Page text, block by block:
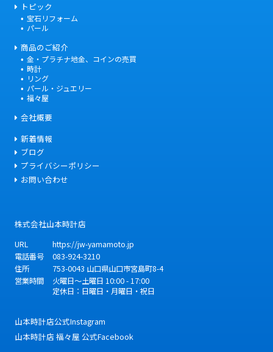
トピック
宝石リフォーム
パール
商品のご紹介
金・プラチナ地金、コインの売買
時計
リング
パール・ジュエリー
福々屋
会社概要
新着情報
ブログ
プライバシーポリシー
お問い合わせ
株式会社山本時計店
URL
https://jw-yamamoto.jp
電話番号
083-924-3210
住所
753-0043 山口県山口市宮島町8-4
営業時間
火曜日～土曜日 10:00 - 17:00
定休日：日曜日・月曜日・祝日
山本時計店公式Instagram
山本時計店 福々屋 公式Facebook